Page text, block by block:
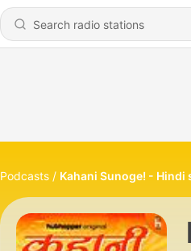
Podcasts Kahani Sunoge! -